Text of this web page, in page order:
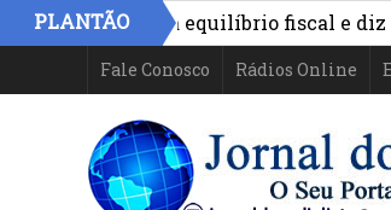
PLANTÃO
aponta equilíbrio fiscal e diz que
Fale Conosco Rádios Online